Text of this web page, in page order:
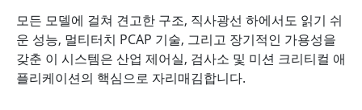
모든 모델에 걸쳐 견고한 구조, 직사광선 하에서도 읽기 쉬
운 성능, 멀티터치 PCAP 기술, 그리고 장기적인 가용성을
갖춘 이 시스템은 산업 제어실, 검사소 및 미션 크리티컬 애
플리케이션의 핵심으로 자리매김합니다.